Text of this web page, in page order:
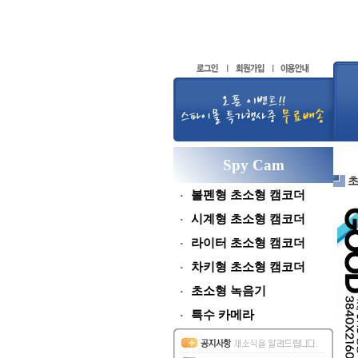
Spy Cam
볼펜형 초소형 캠코더
시계형 초소형 캠코더
라이터 초소형 캠코더
차키형 초소형 캠코더
초소형 녹음기
특수 카메라